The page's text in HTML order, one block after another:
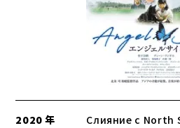
2020 年
Слияние с North